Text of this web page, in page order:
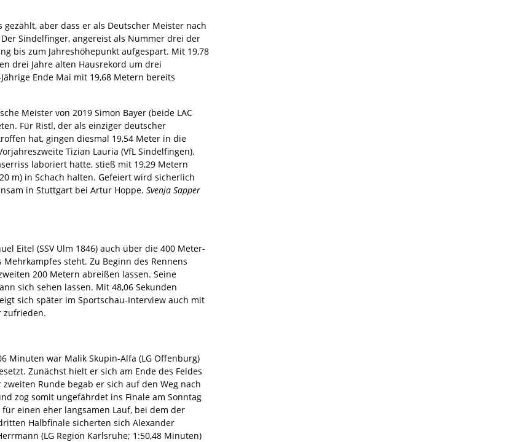
aber dass er als Deutscher Meister nach
Sindelfinger, angereist als Nummer drei der
bis zum Jahreshöhepunkt aufgespart. Mit 19,78
drei Jahre alten Hausrekord um drei
Ende Mai mit 19,68 Metern bereits
Meister von 2019 Simon Bayer (beide LAC
Für Ristl, der als einziger deutscher
hat, gingen diesmal 19,54 Meter in die
Tizian Lauria (VfL Sindelfingen).
laboriert hatte, stieß mit 19,29 Metern
m) in Schach halten. Gefeiert wird sicherlich
in Stuttgart bei Artur Hoppe. Svenja Sapper
Eitel (SSV Ulm 1846) auch über die 400 Meter-
steht. Zu Beginn des Rennens
200 Metern abreißen lassen. Seine
sich sehen lassen. Mit 48,06 Sekunden
sich später im Sportschau-Interview auch mit
zufrieden.
Minuten war Malik Skupin-Alfa (LG Offenburg)
Zunächst hielt er sich am Ende des Feldes
Runde begab er sich auf den Weg nach
zog somit ungefährdet ins Finale am Sonntag
einen eher langsamen Lauf, bei dem der
Halbfinale sicherten sich Alexander
(LG Region Karlsruhe; 1:50,48 Minuten)